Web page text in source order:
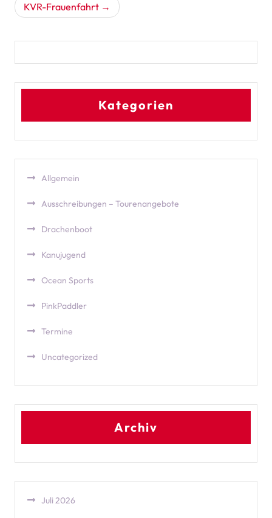
KVR-Frauenfahrt
Kategorien
Allgemein
Ausschreibungen – Tourenangebote
Drachenboot
Kanujugend
Ocean Sports
PinkPaddler
Termine
Uncategorized
Archiv
Juli 2026